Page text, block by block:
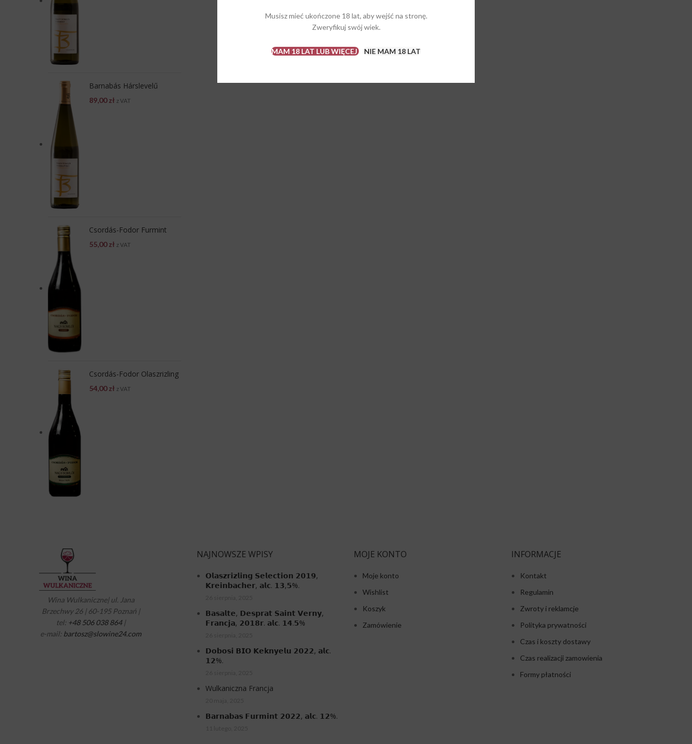
Musisz mieć ukończone 18 lat, aby wejść na stronę.
Zweryfikuj swój wiek.
MAM 18 LAT LUB WIĘCEJ NIE MAM 18 LAT
Barnabás Hárslevelű
89,00zł z VAT
Csordás-Fodor Furmint
55,00zł z VAT
Csordás-Fodor Olaszrizling
54,00zł z VAT
Wina Wulkaniczne| ul. Jana
Brzechwy 26 | 60-195 Poznań |
tel: +48 506 038 864|
e-mail: bartosz@slowine24.com
NAJNOWSZE WPISY
𝗢𝗹𝗮𝘀𝘇𝗿𝗶𝘇𝗹𝗶𝗻𝗴 𝗦𝗲𝗹𝗲𝗰𝘁𝗶𝗼𝗻 𝟮𝟬𝟭𝟵,
𝗞𝗿𝗲𝗶𝗻𝗯𝗮𝗰𝗵𝗲𝗿, 𝗮𝗹𝗰. 𝟭𝟯,𝟱%.
𝗕𝗮𝘀𝗮𝗹𝘁𝗲, 𝗗𝗲𝘀𝗽𝗿𝗮𝘁 𝗦𝗮𝗶𝗻𝘁 𝗩𝗲𝗿𝗻𝘆,
𝗙𝗿𝗮𝗻𝗰𝗷𝗮, 𝟮𝟬𝟭𝟴𝗿. 𝗮𝗹𝗰. 𝟭𝟰.𝟱%
𝗗𝗼𝗯𝗼𝘀𝗶 𝗕𝗜𝗢 𝗞𝗲𝗸𝗻𝘆𝗲𝗹𝘂 𝟮𝟬𝟮𝟮, 𝗮𝗹𝗰.
𝟭𝟮%.
Wulkaniczna Francja
𝗕𝗮𝗿𝗻𝗮𝗯𝗮𝘀 𝗙𝘂𝗿𝗺𝗶𝗻𝘁 𝟮𝟬𝟮𝟮, 𝗮𝗹𝗰. 𝟭𝟮%.
MOJE KONTO
Moje konto
Wishlist
Koszyk
Zamówienie
INFORMACJE
Kontakt
Regulamin
Zwroty i reklamcje
Polityka prywatności
Czas i koszty dostawy
Czas realizacji zamowienia
Formy płatności